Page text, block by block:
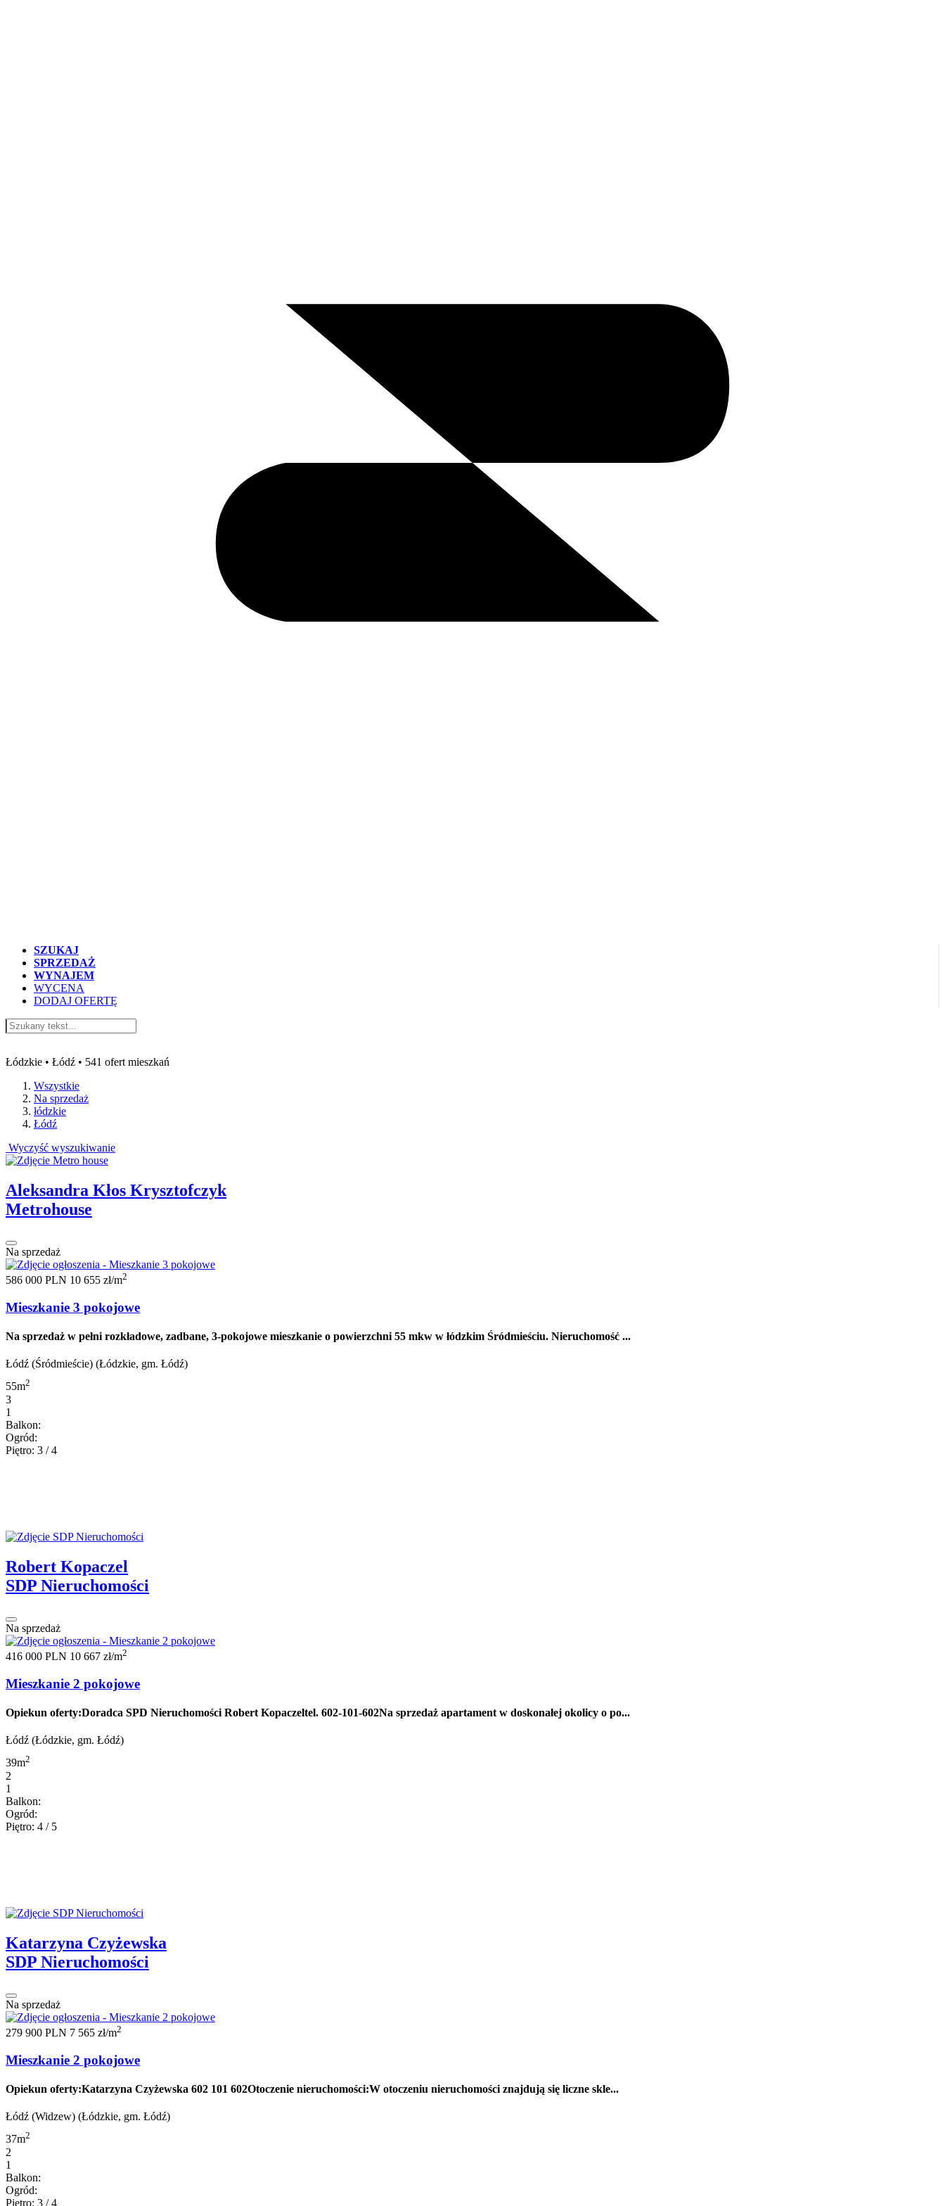
SZUKAJ
SPRZEDAŻ
WYNAJEM
WYCENA
DODAJ OFERTĘ
Łódzkie • Łódź • 541 ofert mieszkań
Wszystkie
Na sprzedaż
łódzkie
Łódź
Wyczyść wyszukiwanie
Aleksandra Kłos Krysztofczyk
Metrohouse
Na sprzedaż
586 000 PLN 10 655 zł/m2
Mieszkanie 3 pokojowe
Na sprzedaż w pełni rozkładowe, zadbane, 3-pokojowe mieszkanie o powierzchni 55 mkw w łódzkim Śródmieściu. Nieruchomość ...
Łódź (Śródmieście) (Łódzkie, gm. Łódź)
55m2
3
1
Balkon:
Ogród:
Piętro: 3 / 4
Robert Kopaczel
SDP Nieruchomości
Na sprzedaż
416 000 PLN 10 667 zł/m2
Mieszkanie 2 pokojowe
Opiekun oferty:Doradca SPD Nieruchomości Robert Kopaczeltel. 602-101-602Na sprzedaż apartament w doskonałej okolicy o po...
Łódź (Łódzkie, gm. Łódź)
39m2
2
1
Balkon:
Ogród:
Piętro: 4 / 5
Katarzyna Czyżewska
SDP Nieruchomości
Na sprzedaż
279 900 PLN 7 565 zł/m2
Mieszkanie 2 pokojowe
Opiekun oferty:Katarzyna Czyżewska 602 101 602Otoczenie nieruchomości:W otoczeniu nieruchomości znajdują się liczne skle...
Łódź (Widzew) (Łódzkie, gm. Łódź)
37m2
2
1
Balkon:
Ogród:
Piętro: 3 / 4